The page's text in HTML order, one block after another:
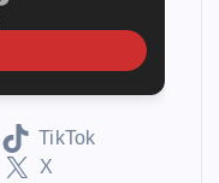
TikTok
X